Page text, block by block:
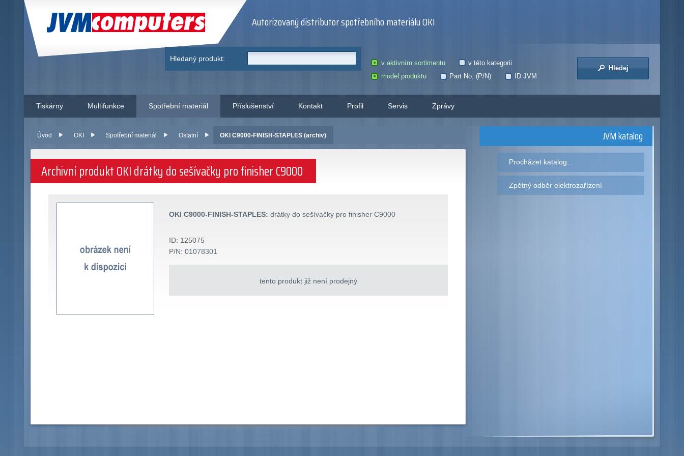
JVM Computers Autorizovaný distributor spotřebního materiálu OKI
Hledaný produkt:
v aktivním sortimentu
v této kategorii
model produktu
Part No. (P/N) ID JVM
Hledej
Tiskárny Multifunkce Spotřební materiál Příslušenství Kontakt Profil Servis Zprávy
Úvod OKI Spotřební materiál Ostatní OKI C9000-FINISH-STAPLES (archiv)
Archivní produkt OKI drátky do sešívačky pro finisher C9000
OKI C9000-FINISH-STAPLES: drátky do sešívačky pro finisher C9000
ID: 125075
P/N: 01078301
tento produkt již není prodejný
JVM katalog
Procházet katalog...
Zpětný odběr elektrozařízení